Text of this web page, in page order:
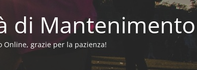
di Mantenimento
Online, grazie per la pazienza!